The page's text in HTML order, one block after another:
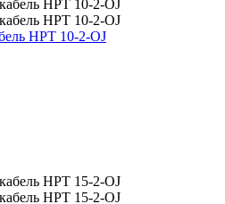
HPT 10-2-OJ